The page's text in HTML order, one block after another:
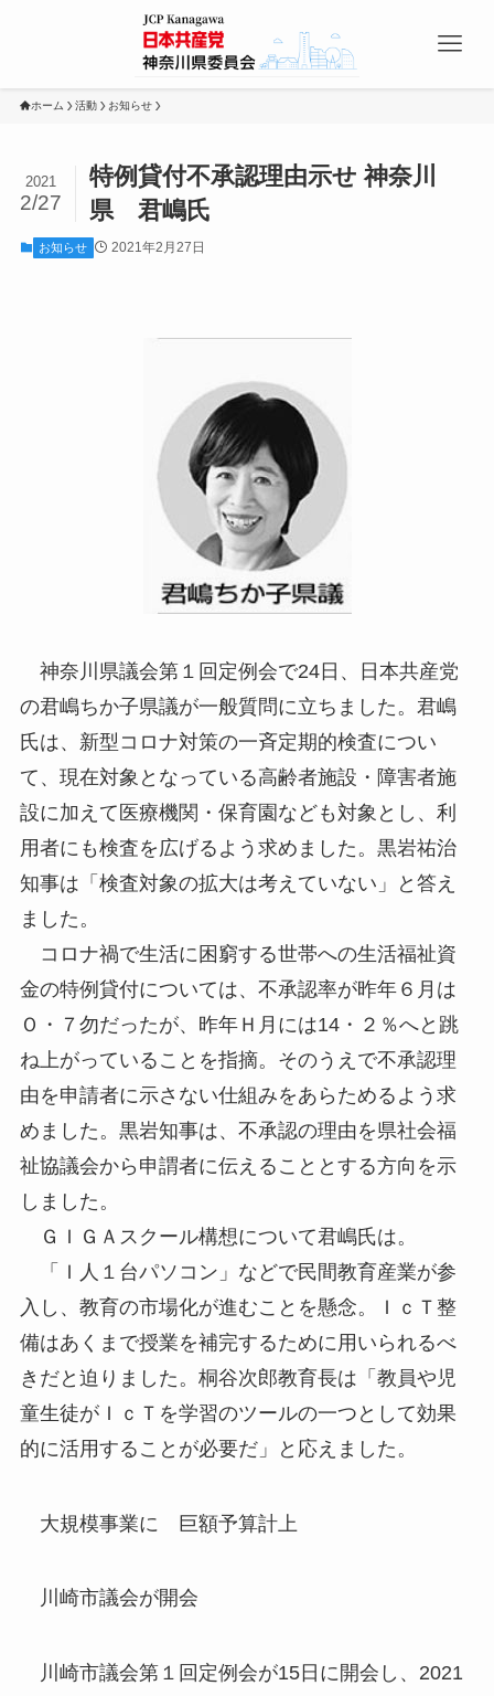
ホーム 活動 お知らせ
特例貸付不承認理由示せ 神奈川
県 君嶋氏
2021
2/27
お知らせ 2021年2月27日
神奈川県議会第１回定例会で24日、日本共産党
の君嶋ちか子県議が一般質問に立ちました。君嶋
氏は、新型コロナ対策の一斉定期的検査につい
て、現在対象となっている高齢者施設・障害者施
設に加えて医療機関・保育園なども対象とし、利
用者にも検査を広げるよう求めました。黒岩祐治
知事は「検査対象の拡大は考えていない」と答え
ました。
コロナ禍で生活に困窮する世帯への生活福祉資
金の特例貸付については、不承認率が昨年６月は
Ｏ・７勿だったが、昨年Ｈ月には14・２％へと跳
ね上がっていることを指摘。そのうえで不承認理
由を申請者に示さない仕組みをあらためるよう求
めました。黒岩知事は、不承認の理由を県社会福
祉協議会から申謂者に伝えることとする方向を示
しました。
ＧＩＧＡスクール構想について君嶋氏は。
「Ｉ人１台パソコン」などで民間教育産業が参
入し、教育の市場化が進むことを懸念。ＩｃＴ整
備はあくまで授業を補完するために用いられるべ
きだと迫りました。桐谷次郎教育長は「教員や児
童生徒がＩｃＴを学習のツールの一つとして効果
的に活用することが必要だ」と応えました。
大規模事業に 巨額予算計上
川崎市議会が開会
川崎市議会第１回定例会が15日に開会し、2021